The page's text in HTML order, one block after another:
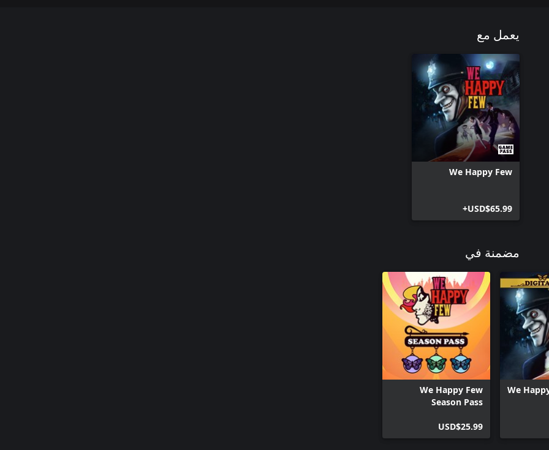
يعمل مع
We Happy Few
USD$65.99+
مضمنة في
We
We Happy Few
Season Pass
USD$25.99